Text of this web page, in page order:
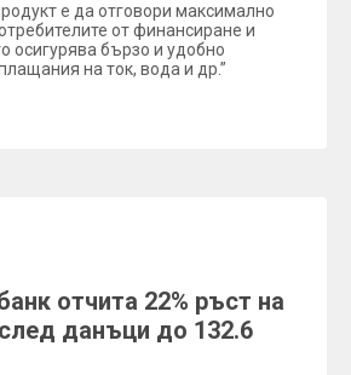
е да отговори максимално
от финансиране и
осигурява бързо и удобно
на ток, вода и др.”
отчита 22% ръст на
данъци до 132.6